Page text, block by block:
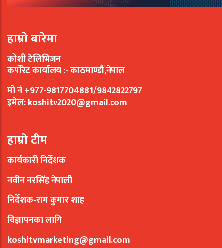
हाम्रो बारेमा
कोशी टेलिभिजन
कर्पोरेट कार्यालय :- काठमाण्डौं,नेपाल
मो नं +977-9817704881/9842822797
इमेल:koshitv2020@gmail.com
हाम्रो टीम
कार्यकारी निर्देशक
नवीन नरसिंह नेपाली
निर्देशक-राम कुमार शाह
विज्ञापनका लागि
koshitvmarketing@gmail.com